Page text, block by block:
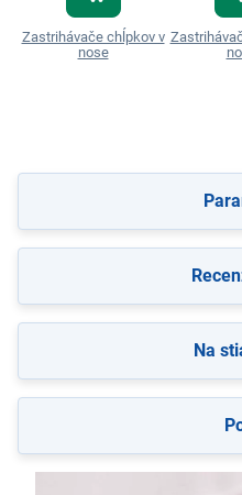
Zastrihávače chĺpkov v
nose
Na